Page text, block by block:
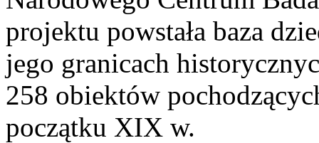
projektu powstała baza
jego granicach
258 obiektów
początku XIX w.